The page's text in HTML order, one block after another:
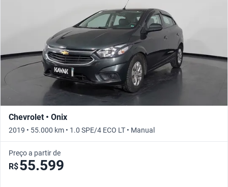
Chevrolet • Onix
2019 • 55.000 km • 1.0 SPE/4 ECO LT • Manual
Preço a partir de
R$55.599